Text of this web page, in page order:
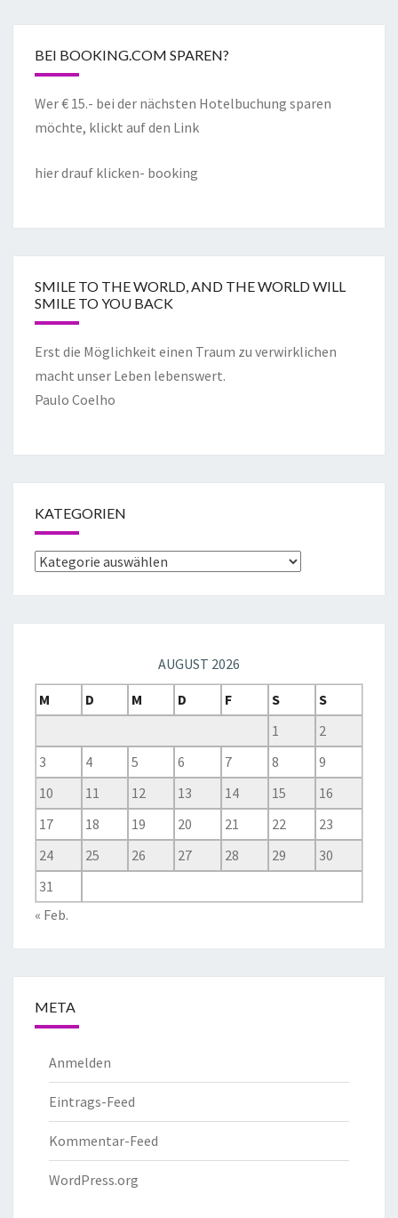
BEI BOOKING.COM SPAREN?
Wer € 15.- bei der nächsten Hotelbuchung sparen
möchte, klickt auf den Link
hier drauf klicken- booking
SMILE TO THE WORLD, AND THE WORLD WILL
SMILE TO YOU BACK
Erst die Möglichkeit einen Traum zu verwirklichen
macht unser Leben lebenswert.
Paulo Coelho
KATEGORIEN
AUGUST 2026
M
D M D F S
S
1
2
3
4 5 6 7 8
9
10
11 12 13 14 15
16
17
18 19 20 21 22
23
24
25 26 27 28 29
30
31
« Feb.
META
Anmelden
Eintrags-Feed
Kommentar-Feed
WordPress.org